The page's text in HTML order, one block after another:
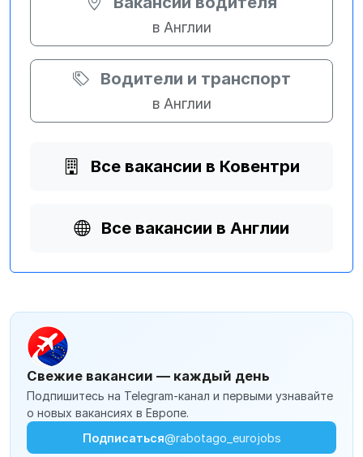
в Англии
Водители и транспорт
в Англии
Все вакансии в Ковентри
Все вакансии в Англии
Свежие вакансии — каждый день
Подпишитесь на Telegram-канал и первыми узнавайте
о новых вакансиях в Европе.
Подписаться@rabotago_eurojobs